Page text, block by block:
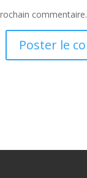
commentaire.